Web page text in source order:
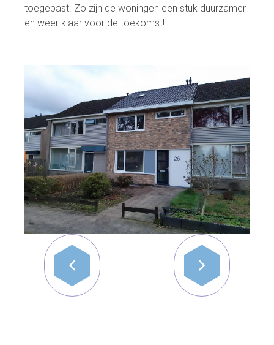
toegepast. Zo zijn de woningen een stuk duurzamer
en weer klaar voor de toekomst!